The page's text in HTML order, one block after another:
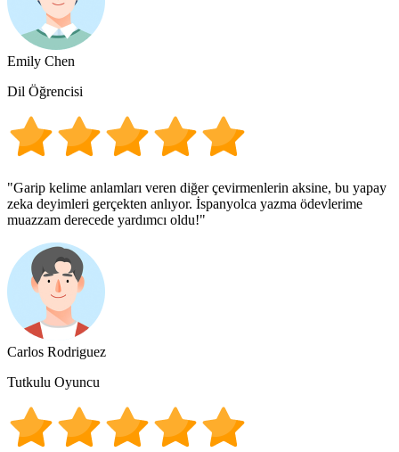
Emily Chen
Dil Öğrencisi
"Garip kelime anlamları veren diğer çevirmenlerin aksine, bu yapay
zeka deyimleri gerçekten anlıyor. İspanyolca yazma ödevlerime
muazzam derecede yardımcı oldu!"
Carlos Rodriguez
Tutkulu Oyuncu